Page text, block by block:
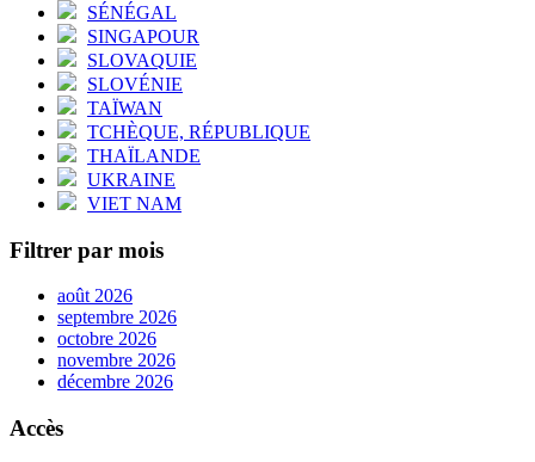
SÉNÉGAL
SINGAPOUR
SLOVAQUIE
SLOVÉNIE
TAÏWAN
TCHÈQUE, RÉPUBLIQUE
THAÏLANDE
UKRAINE
VIET NAM
Filtrer par mois
août 2026
septembre 2026
octobre 2026
novembre 2026
décembre 2026
Accès